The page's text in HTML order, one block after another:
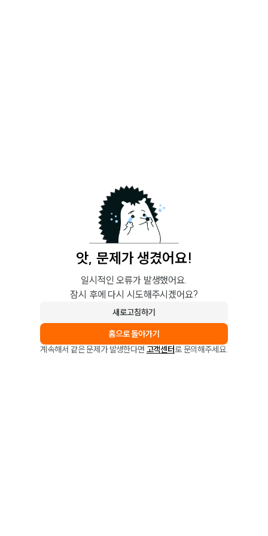
앗, 문제가 생겼어요!
일시적인 오류가 발생했어요.
잠시 후에 다시 시도해주시겠어요?
새로고침하기
홈으로 돌아가기
계속해서 같은 문제가 발생한다면 고객센터로 문의해주세요.